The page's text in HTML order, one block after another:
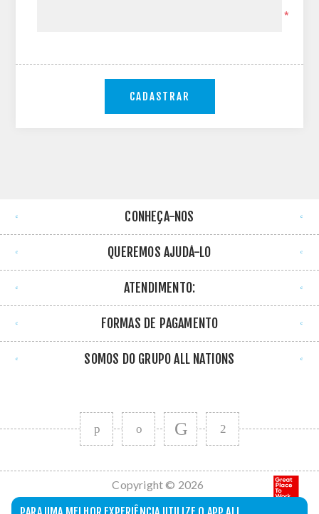
*
CADASTRAR
CONHEÇA-NOS
QUEREMOS AJUDÁ-LO
ATENDIMENTO:
FORMAS DE PAGAMENTO
SOMOS DO GRUPO ALL NATIONS
Copyright © 2026
All Nations. Todos